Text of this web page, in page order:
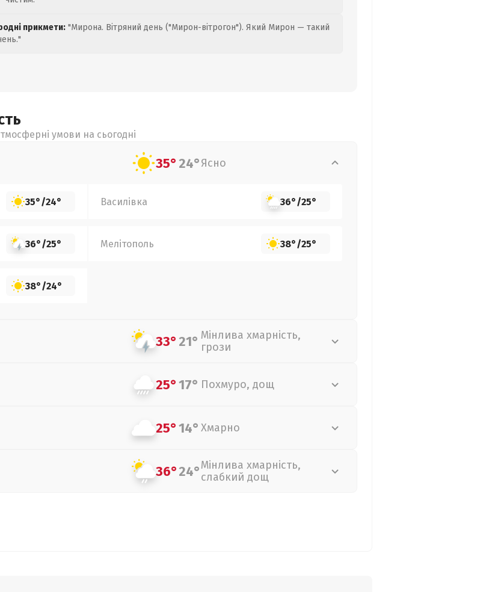
прикмети: "Мирона. Вітряний день ("Мирон-вітрогон"). Який Мирон — такий
умови на сьогодні
35°24°Ясно
35°/24° Василівка 36°/25°
36°/25° Мелітополь 38°/25°
38°/24°
33°21° Мінлива хмарність,
грози
25°17° Похмуро, дощ
25°14° Хмарно
36°24°Мінлива хмарність,
слабкий дощ